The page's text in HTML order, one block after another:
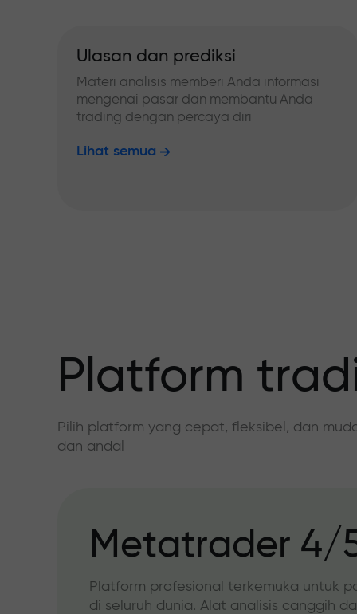
Ulasan dan prediksi
Materi analisis memberi Anda informasi
mengenai pasar dan membantu Anda
trading dengan percaya diri
Lihat semua
Platform
Pilih platform yang cepat, fleksibel, dan
dan andal
Metatrader 4/
Platform profesional terkemuka untuk
di seluruh dunia. Alat analisis canggih